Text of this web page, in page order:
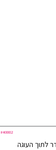
#40002
לתוך העוגה